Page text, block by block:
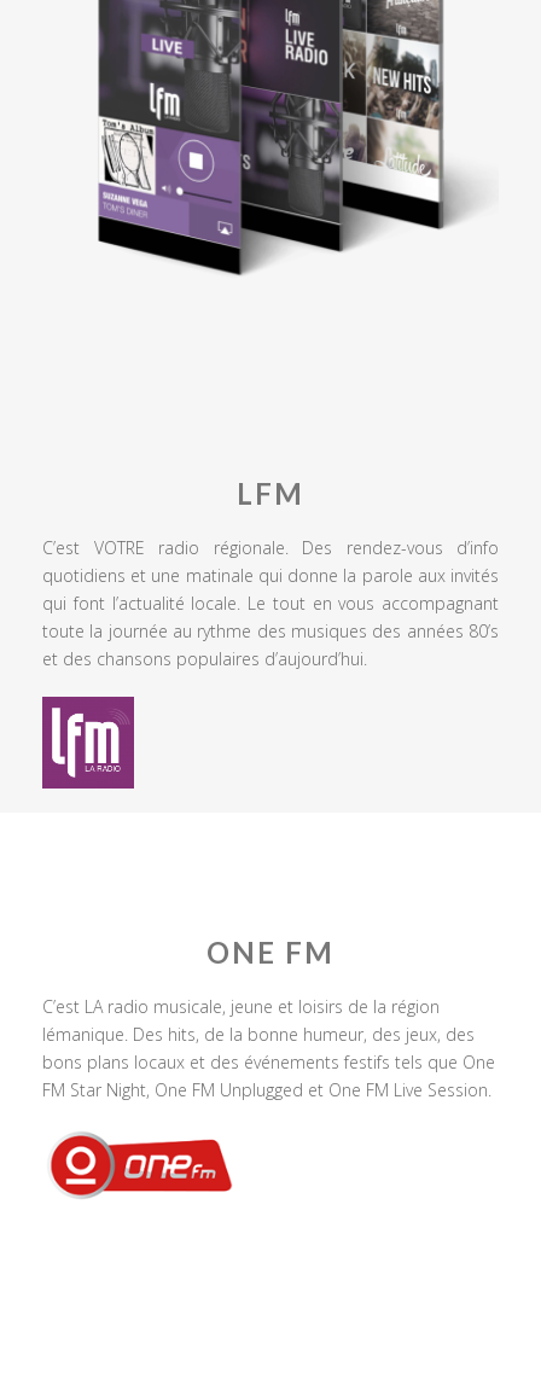
LFM
C’est VOTRE radio régionale. Des rendez-vous d’info
quotidiens et une matinale qui donne la parole aux invités
qui font l’actualité locale. Le tout en vous accompagnant
toute la journée au rythme des musiques des années 80’s
et des chansons populaires d’aujourd’hui.
ONE FM
C’est LA radio musicale, jeune et loisirs de la région
lémanique. Des hits, de la bonne humeur, des jeux, des
bons plans locaux et des événements festifs tels que One
FM Star Night, One FM Unplugged et One FM Live Session.